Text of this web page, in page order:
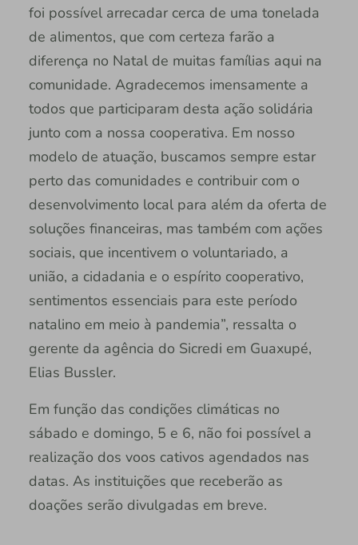
foi possível arrecadar cerca de uma tonelada
de alimentos, que com certeza farão a
diferença no Natal de muitas famílias aqui na
comunidade. Agradecemos imensamente a
todos que participaram desta ação solidária
junto com a nossa cooperativa. Em nosso
modelo de atuação, buscamos sempre estar
perto das comunidades e contribuir com o
desenvolvimento local para além da oferta de
soluções financeiras, mas também com ações
sociais, que incentivem o voluntariado, a
união, a cidadania e o espírito cooperativo,
sentimentos essenciais para este período
natalino em meio à pandemia”, ressalta o
gerente da agência do Sicredi em Guaxupé,
Elias Bussler.
Em função das condições climáticas no
sábado e domingo, 5 e 6, não foi possível a
realização dos voos cativos agendados nas
datas. As instituições que receberão as
doações serão divulgadas em breve.